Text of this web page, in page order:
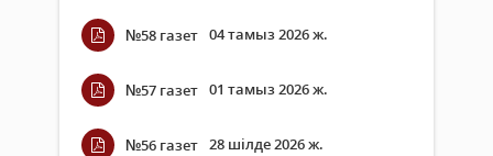
№58 газет 04 тамыз 2026 ж.
№57 газет 01 тамыз 2026 ж.
№56 газет 28 шілде 2026 ж.